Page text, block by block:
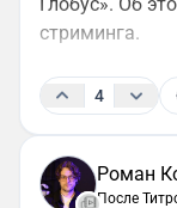
стриминга.
4
Роман
После